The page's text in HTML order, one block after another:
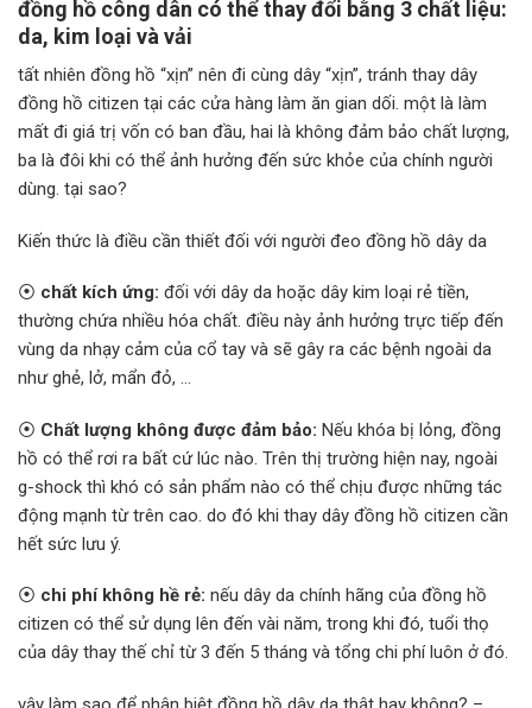
đồng hồ công dân có thể thay đổi bằng 3 chất liệu:
da, kim loại và vải
tất nhiên đồng hồ “xịn” nên đi cùng dây “xịn”, tránh thay dây
đồng hồ citizen tại các cửa hàng làm ăn gian dối. một là làm
mất đi giá trị vốn có ban đầu, hai là không đảm bảo chất lượng,
ba là đôi khi có thể ảnh hưởng đến sức khỏe của chính người
dùng. tại sao?
Kiến thức là điều cần thiết đối với người đeo đồng hồ dây da
⦿ chất kích ứng: đối với dây da hoặc dây kim loại rẻ tiền,
thường chứa nhiều hóa chất. điều này ảnh hưởng trực tiếp đến
vùng da nhạy cảm của cổ tay và sẽ gây ra các bệnh ngoài da
như ghẻ, lở, mẩn đỏ, …
⦿ Chất lượng không được đảm bảo: Nếu khóa bị lỏng, đồng
hồ có thể rơi ra bất cứ lúc nào. Trên thị trường hiện nay, ngoài
g-shock thì khó có sản phẩm nào có thể chịu được những tác
động mạnh từ trên cao. do đó khi thay dây đồng hồ citizen cần
hết sức lưu ý.
⦿ chi phí không hề rẻ: nếu dây da chính hãng của đồng hồ
citizen có thể sử dụng lên đến vài năm, trong khi đó, tuổi thọ
của dây thay thế chỉ từ 3 đến 5 tháng và tổng chi phí luôn ở đó.